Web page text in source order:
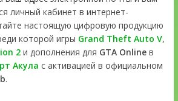
личный кабинет в интернет-
настоящую цифровую продукцию
которой игры Grand Theft Auto V,
2и дополнения для GTA Onlineв
Акула с активацией в официальном
.